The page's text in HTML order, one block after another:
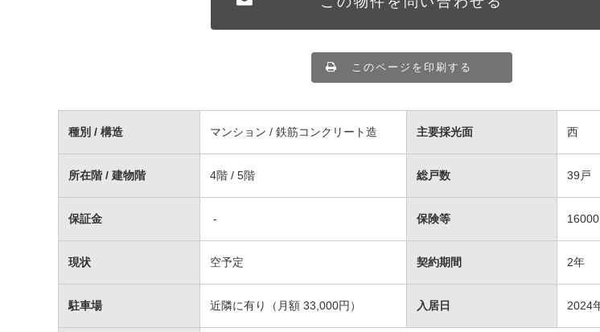
このページを印刷する
種別 / 構造 マンション / 鉄筋コンクリート造 主要採光面 西
所在階 / 建物階 4階 / 5階 総戸数 39戸
保証金 - 保険等 16000
現状 空予定 契約期間 2年
駐車場 近隣に有り（月額 33,000円） 入居日 2024